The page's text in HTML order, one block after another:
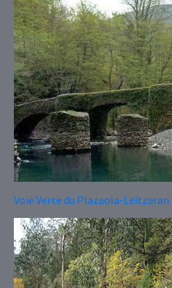
Voie Verte du Plazaola-Leitzaran